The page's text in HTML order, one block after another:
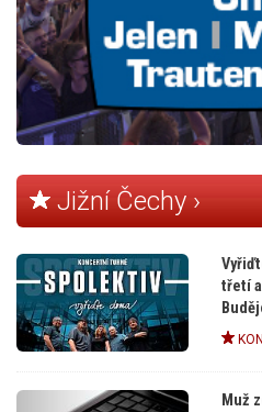
Jižní Čechy ›
třetí
Muž